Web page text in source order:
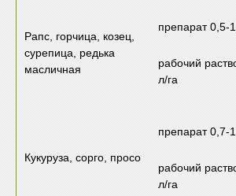
Рапс, горчица, козец,
сурепица, редька
масличная
препарат 0,5-
рабочий
л/га
Кукуруза, сорго, просо
препарат 0,7-
рабочий
л/га